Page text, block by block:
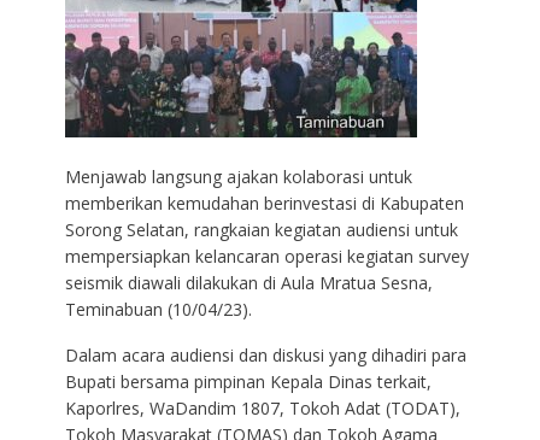
Menjawab langsung ajakan kolaborasi untuk
memberikan kemudahan berinvestasi di Kabupaten
Sorong Selatan, rangkaian kegiatan audiensi untuk
mempersiapkan kelancaran operasi kegiatan survey
seismik diawali dilakukan di Aula Mratua Sesna,
Teminabuan (10/04/23).
Dalam acara audiensi dan diskusi yang dihadiri para
Bupati bersama pimpinan Kepala Dinas terkait,
Kaporlres, WaDandim 1807, Tokoh Adat (TODAT),
Tokoh Masyarakat (TOMAS) dan Tokoh Agama